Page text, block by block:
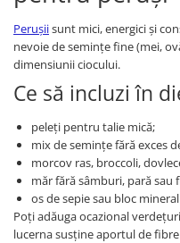
Perușiisunt mici, energici și
nevoie de semințe fine (mei,
dimensiunii ciocului.
Ce să incluzi în
peleți pentru talie mică;
mix de semințe fără exces
morcov ras, broccoli,
măr fără sâmburi, pară
os de sepie sau bloc
Poți adăuga ocazional
lucerna susține aportul de